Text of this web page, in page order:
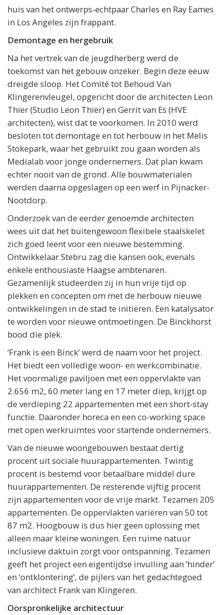
huis van het ontwerps-echtpaar Charles en Ray Eames
in Los Angeles zijn frappant.
Demontage en hergebruik
Na het vertrek van de jeugdherberg werd de
toekomst van het gebouw onzeker. Begin deze eeuw
dreigde sloop. Het Comité tot Behoud Van
Klingerenvleugel, opgericht door de architecten Leon
Thier (Studio Leon Thier) en Gerrit van Es (HVE
architecten), wist dat te voorkomen. In 2010 werd
besloten tot demontage en tot herbouw in het Melis
Stokepark, waar het gebruikt zou gaan worden als
Medialab voor jonge ondernemers. Dat plan kwam
echter nooit van de grond. Alle bouwmaterialen
werden daarna opgeslagen op een werf in Pijnacker-
Nootdorp.
Onderzoek van de eerder genoemde architecten
wees uit dat het buitengewoon flexibele staalskelet
zich goed leent voor een nieuwe bestemming.
Ontwikkelaar Stebru zag die kansen ook, evenals
enkele enthousiaste Haagse ambtenaren.
Gezamenlijk studeerden zij in hun vrije tijd op
plekken en concepten om met de herbouw nieuwe
ontwikkelingen in de stad te initiëren. Een katalysator
te worden voor nieuwe ontmoetingen. De Binckhorst
bood die plek.
‘Frank is een Binck’ werd de naam voor het project.
Het biedt een volledige woon- en werkcombinatie.
Het voormalige paviljoen met een oppervlakte van
2.656 m2, 60 meter lang en 17 meter diep, krijgt op
de verdieping 22 appartementen met een short-stay
functie. Daaronder horeca en een co-working space
met open werkruimtes voor startende ondernemers.
Van de nieuwe woongebouwen bestaat dertig
procent uit sociale huurappartementen. Twintig
procent is bestemd voor betaalbare middel dure
huurappartementen. De resterende vijftig procent
zijn appartementen voor de vrije markt. Tezamen 205
appartementen. De oppervlakten variëren van 50 tot
87 m2. Hoogbouw is dus hier geen oplossing met
alleen maar kleine woningen. Een ruime natuur
inclusieve daktuin zorgt voor ontspanning. Tezamen
geeft het project een eigentijdse invulling aan ‘hinder’
en ‘ontklontering’, de pijlers van het gedachtegoed
van architect Frank van Klingeren.
Oorspronkelijke architectuur